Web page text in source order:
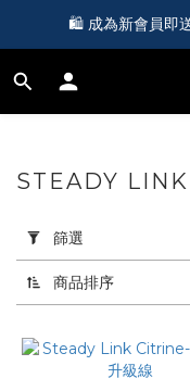
🎵 第一次接觸訂製耳
🛍️ 成為新會員即
🎵 第一次接觸訂製耳
用
篩
選
(0/20)
價格
STEADY LINK
篩選
商品排序